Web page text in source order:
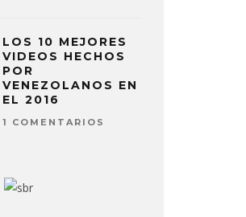
LOS 10 MEJORES
VIDEOS HECHOS
POR
VENEZOLANOS EN
EL 2016
1 COMENTARIOS